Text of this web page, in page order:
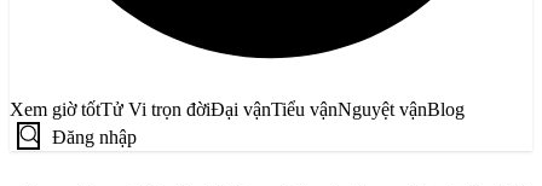
Xem giờ tốtTử Vi trọn đờiĐại vậnTiểu vậnNguyệt vậnBlog
Đăng nhập